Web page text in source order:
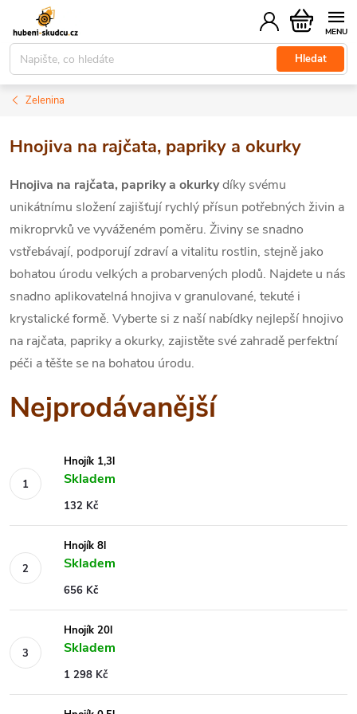
obsah
Hledat
Nákupní
košík
Zelenina
Hnojiva na rajčata, papriky a okurky
Hnojiva na rajčata, papriky a okurkydíky svému
unikátnímu složení zajišťují rychlý přísun potřebných živin a
mikroprvků ve vyváženém poměru. Živiny se snadno
vstřebávají, podporují zdraví a vitalitu rostlin, stejně jako
bohatou úrodu velkých a probarvených plodů. Najdete u nás
snadno aplikovatelná hnojiva v granulované, tekuté i
krystalické formě. Vyberte si z naší nabídky nejlepší hnojivo
na rajčata, papriky a okurky, zajistěte své zahradě perfektní
péči a těšte se na bohatou úrodu.
Nejprodávanější
Hnojík 1,3l
Skladem
132 Kč
Hnojík 8l
Skladem
656 Kč
Hnojík 20l
Skladem
1 298 Kč